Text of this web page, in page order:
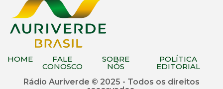
HOME FALE
CONOSCO
SOBRE
NÓS
POLÍTICA
EDITORIAL
Rádio Auriverde © 2025 - Todos os direitos